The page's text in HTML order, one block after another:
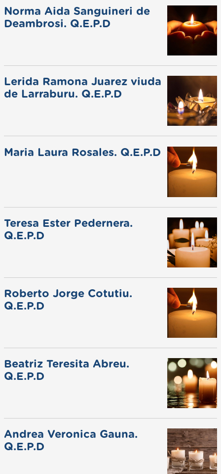
Norma Aida Sanguineri de
Deambrosi. Q.E.P.D
Lerida Ramona Juarez viuda
de Larraburu. Q.E.P.D
Maria Laura Rosales. Q.E.P.D
Teresa Ester Pedernera.
Q.E.P.D
Roberto Jorge Cotutiu.
Q.E.P.D
Beatriz Teresita Abreu.
Q.E.P.D
Andrea Veronica Gauna.
Q.E.P.D